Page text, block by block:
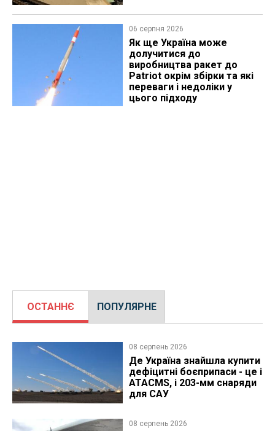
06 серпня 2026
Як ще Україна може
долучитися до
виробництва ракет до
Patriot окрім збірки та які
переваги і недоліки у
цього підходу
ОСТАННЄ ПОПУЛЯРНЕ
08 серпень 2026
Де Україна знайшла купити
дефіцитні боєприпаси - це і
ATACMS, і 203-мм снаряди
для САУ
08 серпень 2026